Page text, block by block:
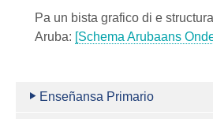
Pa un bista grafico di e
Aruba: [Schema Arubaans
Enseñansa Primario